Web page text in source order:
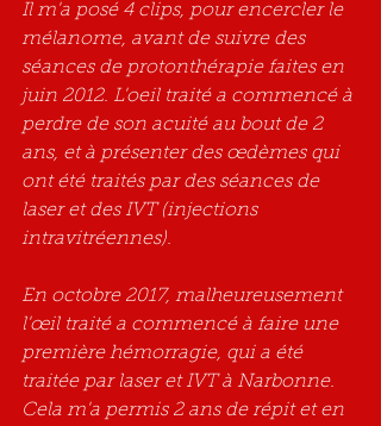
Il m'a posé 4 clips, pour encercler le
mélanome, avant de suivre des
séances de protonthérapie faites en
juin 2012. L'oeil traité a commencé à
perdre de son acuité au bout de 2
ans, et à présenter des œdèmes qui
ont été traités par des séances de
laser et des IVT (injections
intravitréennes).
En octobre 2017, malheureusement
l'œil traité a commencé à faire une
première hémorragie, qui a été
traitée par laser et IVT à Narbonne.
Cela m'a permis 2 ans de répit et en